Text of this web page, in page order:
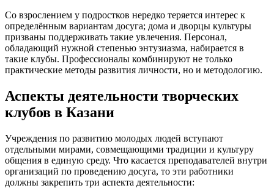
Со взрослением у подростков нередко теряется интерес к
определённым вариантам досуга; дома и дворцы культуры
призваны поддерживать такие увлечения. Персонал,
обладающий нужной степенью энтузиазма, набирается в
такие клубы. Профессионалы комбинируют не только
практические методы развития личности, но и методологию.
Аспекты деятельности творческих
клубов в Казани
Учреждения по развитию молодых людей вступают
отдельными мирами, совмещающими традиции и культуру
общения в единую среду. Что касается преподавателей внутри
организаций по проведению досуга, то эти работники
должны закрепить три аспекта деятельности: